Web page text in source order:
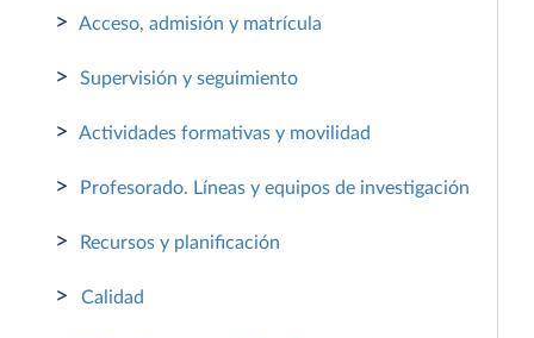
> Acceso, admisión y matrícula
> Supervisión y seguimiento
> Actividades formativas y movilidad
> Profesorado. Líneas y equipos de investigación
> Recursos y planificación
> Calidad